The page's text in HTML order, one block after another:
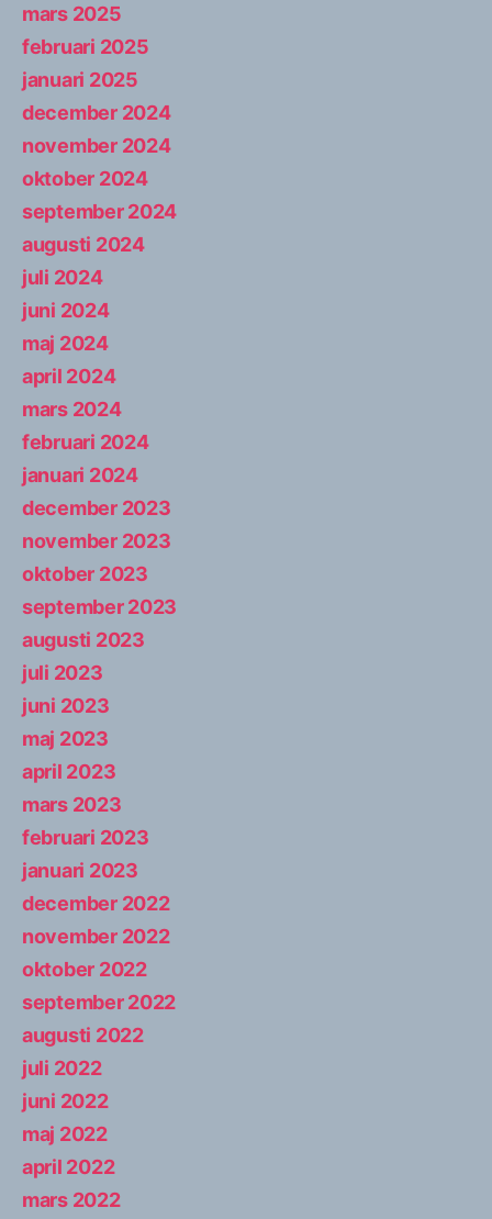
mars 2025
februari 2025
januari 2025
december 2024
november 2024
oktober 2024
september 2024
augusti 2024
juli 2024
juni 2024
maj 2024
april 2024
mars 2024
februari 2024
januari 2024
december 2023
november 2023
oktober 2023
september 2023
augusti 2023
juli 2023
juni 2023
maj 2023
april 2023
mars 2023
februari 2023
januari 2023
december 2022
november 2022
oktober 2022
september 2022
augusti 2022
juli 2022
juni 2022
maj 2022
april 2022
mars 2022